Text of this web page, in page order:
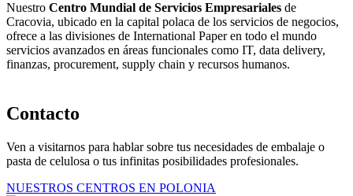
Nuestro Centro Mundial de Servicios Empresariales de
Cracovia, ubicado en la capital polaca de los servicios de negocios,
ofrece a las divisiones de International Paper en todo el mundo
servicios avanzados en áreas funcionales como IT, data delivery,
finanzas, procurement, supply chain y recursos humanos.
Contacto
Ven a visitarnos para hablar sobre tus necesidades de embalaje o
pasta de celulosa o tus infinitas posibilidades profesionales.
NUESTROS CENTROS EN POLONIA